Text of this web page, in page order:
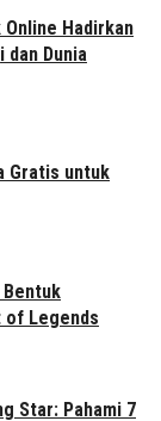
Online Hadirkan
Dunia
Gratis untuk
Bentuk
of Legends
Star: Pahami 7